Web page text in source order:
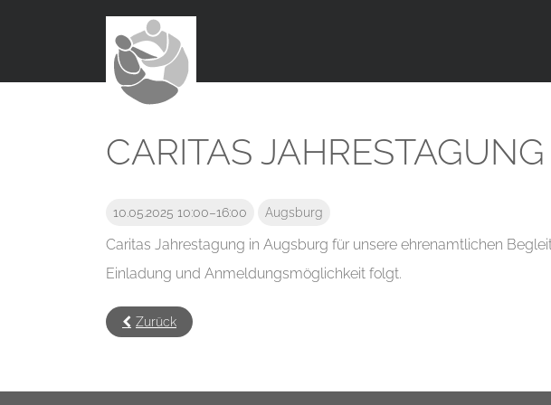
CARITAS
10.05.2025 10:00–16:00 Augsburg
Caritas Jahrestagung in Augsburg für unsere ehrenamtlichen
Einladung und Anmeldungsmöglichkeit folgt.
Zurück